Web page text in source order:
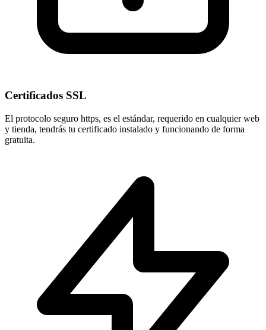
Certificados SSL
El protocolo seguro https, es el estándar, requerido en cualquier web
y tienda, tendrás tu certificado instalado y funcionando de forma
gratuita.